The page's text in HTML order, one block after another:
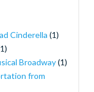
Cinderella (1)
Broadway(1)
from